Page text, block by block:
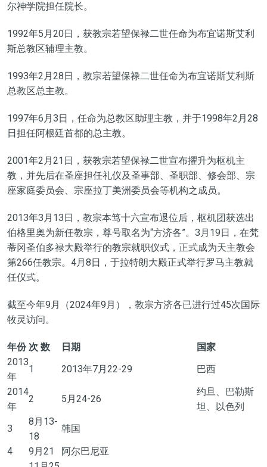
尔神学院担任院长。
1992年5月20日 ， 获教宗若望保禄二世任命为布宜诺斯艾利
斯总教区辅理主教。
1993年2月28日 ， 教宗若望保禄二世任命为布宜诺斯艾利斯
总教区总主教。
1997年6月3日 ， 任命为总教区助理主教，并于1998年2月28
日担任阿根廷首都的总主教。
2001年2月21日 ， 获教宗若望保禄二世宣布擢升为枢机主
教，并先后在圣座担任礼仪及圣事部、圣职部、修会部、宗
座家庭委员会、宗座拉丁美洲委员会等机构之成员。
2013年3月13日 ， 教宗本笃十六宣布退位后，枢机团获选出
伯格里奥为新任教宗，尊号取名为“方济各”。3月19日 ， 在梵
蒂冈圣伯多禄大殿举行的教宗就职仪式，正式成为天主教会
第266任教宗。4月8日 ， 于拉特朗大殿正式举行罗马主教就
任仪式。
截至今年9月（2024年9月），教宗方济各已进行过45次国际
牧灵访问。
年份 次 数 日期
国家
2013
年
1 2013年7月22-29
巴西
2014
年
2 5月24-26
约旦、巴勒斯
坦、以色列
3
8月13-
18
韩国
4
9月21
阿尔巴尼亚